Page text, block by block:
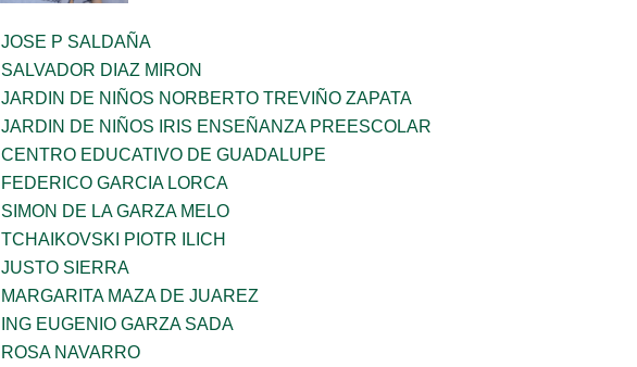
JOSE P SALDAÑA
SALVADOR DIAZ MIRON
JARDIN DE NIÑOS NORBERTO TREVIÑO ZAPATA
JARDIN DE NIÑOS IRIS ENSEÑANZA PREESCOLAR
CENTRO EDUCATIVO DE GUADALUPE
FEDERICO GARCIA LORCA
SIMON DE LA GARZA MELO
TCHAIKOVSKI PIOTR ILICH
JUSTO SIERRA
MARGARITA MAZA DE JUAREZ
ING EUGENIO GARZA SADA
ROSA NAVARRO